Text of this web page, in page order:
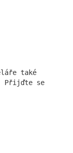
také
Přijďte se